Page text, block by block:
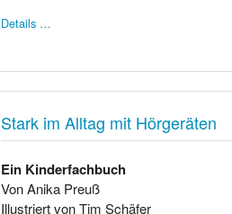
Details …
Stark im Alltag mit Hörgeräten
Ein Kinderfachbuch
Von Anika Preuß
Illustriert von Tim Schäfer